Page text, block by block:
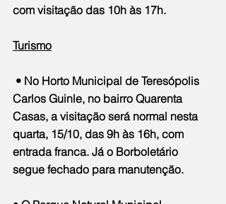
com visitação das 10h às 17h.
Turismo
• No Horto Municipal de Teresópolis
Carlos Guinle, no bairro Quarenta
Casas, a visitação será normal nesta
quarta, 15/10, das 9h às 16h, com
entrada franca. Já o Borboletário
segue fechado para manutenção.